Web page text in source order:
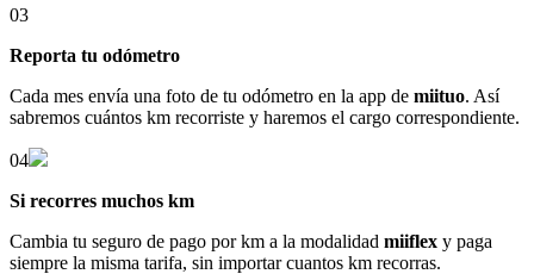
03
Reporta tu odómetro
Cada mes envía una foto de tu odómetro en la app de miituo. Así
sabremos cuántos km recorriste y haremos el cargo correspondiente.
04
Si recorres muchos km
Cambia tu seguro de pago por km a la modalidad miiflex y paga
siempre la misma tarifa, sin importar cuantos km recorras.